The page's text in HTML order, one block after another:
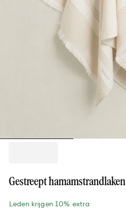
Gestreept hamamstrandlaken
Leden krijgen 10% extra